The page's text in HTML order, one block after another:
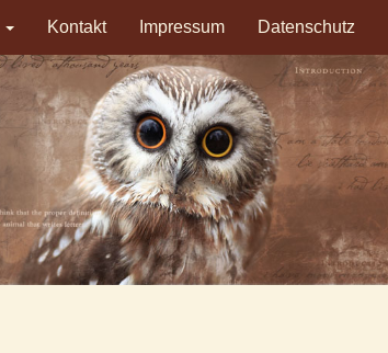
Kontakt Impressum Datenschutz